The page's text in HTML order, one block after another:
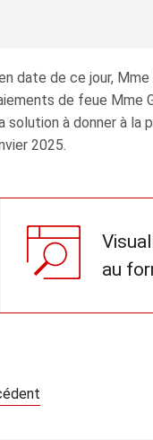
date de ce jour,
de feue Mme
à donner à la
2025.
au